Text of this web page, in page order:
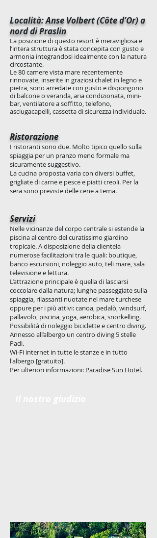
Località: Anse Volbert (Côte d’Or) a
nord di Praslin
La posizione di questo resort è meravigliosa e
l’intera struttura è stata concepita con gusto e
armonia integrandosi idealmente con la natura
circostante.
Le 80 camere vista mare recentemente
rinnovate, inserite in graziosi chalet in legno e
pietra, sono arredate con gusto e dispongono
di balcone o veranda, aria condizionata, mini-
bar, ventilatore a soffitto, telefono,
asciugacapelli, cassetta di sicurezza individuale.
Ristorazione
I ristoranti sono due. Molto tipico quello sulla
spiaggia per un pranzo meno formale ma
sicuramente suggestivo.
La cucina proposta varia con diversi buffet,
grigliate di carne e pesce e piatti creoli. Per la
sera sono previste delle cene a tema.
Servizi
Nelle vicinanze del corpo centrale si estende la
piscina al centro del curatissimo giardino
tropicale. A disposizione della clientela
numerose facilitazioni tra le quali: boutique,
banco escursioni, noleggio auto, teli mare, sala
televisione e lettura.
L’attrazione principale è quella di lasciarsi
coccolare dalla natura; lunghe passeggiate sulla
spiaggia, rilassanti nuotate nel mare turchese
oppure per i più attivi: canoa, pedalò, windsurf,
pallavolo, piscina, yoga, aerobica, snorkelling.
Possibilità di noleggio biciclette e centro diving.
Annesso all’albergo un centro diving 5 stelle
Padi.
Wi-Fi internet in tutte le stanze e in tutto
l'albergo [gratuito].
Per ulteriori informazioni: Paradise Sun Hotel.